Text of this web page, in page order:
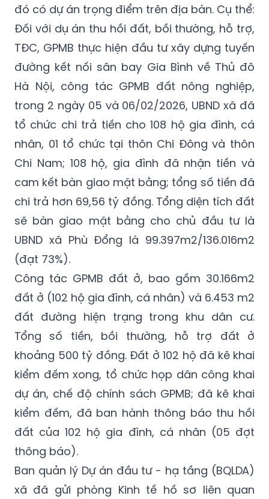
đó có dự án trọng điểm trên địa bàn. Cụ thể:
Đối với dụ án thu hồi đất, bồi thường, hỗ trợ,
TĐC, GPMB thực hiện đầu tư xây dựng tuyến
đường kết nối sân bay Gia Bình về Thủ đô
Hà Nội, công tác GPMB đất nông nghiệp,
trong 2 ngày 05 và 06/02/2026, UBND xã đã
tổ chức chi trả tiền cho 108 hộ gia đình, cá
nhân, 01 tổ chức tại thôn Chi Đông và thôn
Chi Nam; 108 hộ, gia đình đã nhận tiền và
cam kết bàn giao mặt bằng; tổng số tiền đã
chi trả hơn 69,56 tỷ đồng. Tổng diện tích đất
sẽ bàn giao mặt bằng cho chủ đầu tư là
UBND xã Phù Đổng là 99.397m2/136.016m2
(đạt 73%).
Công tác GPMB đất ở, bao gồm 30.166m2
đất ở (102 hộ gia đình, cá nhân) và 6.453 m2
đất đường hiện trạng trong khu dân cư.
Tổng số tiền, bồi thường, hỗ trợ đất ở
khoảng 500 tỷ đồng. Đất ở 102 hộ đã kê khai
kiểm đếm xong, tổ chức họp dân công khai
dự án, chế độ chính sách GPMB; đã kê khai
kiểm đếm, đã ban hành thông báo thu hồi
đất của 102 hộ gia đình, cá nhân (05 đợt
thông báo).
Ban quản lý Dự án đầu tư - hạ tầng (BQLDA)
xã đã gửi phòng Kinh tế hồ sơ liên quan